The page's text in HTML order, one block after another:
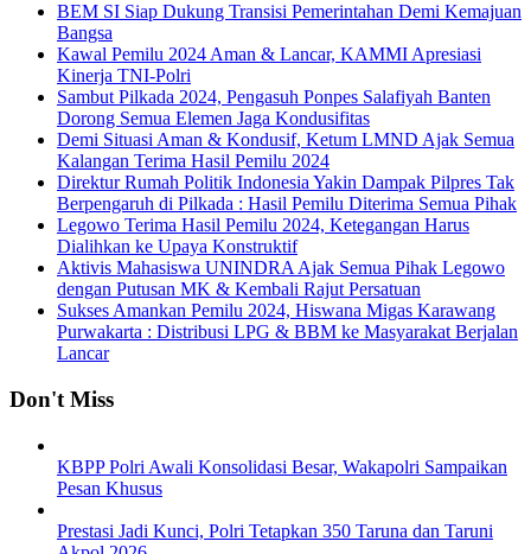
BEM SI Siap Dukung Transisi Pemerintahan Demi Kemajuan
Bangsa
Kawal Pemilu 2024 Aman & Lancar, KAMMI Apresiasi
Kinerja TNI-Polri
Sambut Pilkada 2024, Pengasuh Ponpes Salafiyah Banten
Dorong Semua Elemen Jaga Kondusifitas
Demi Situasi Aman & Kondusif, Ketum LMND Ajak Semua
Kalangan Terima Hasil Pemilu 2024
Direktur Rumah Politik Indonesia Yakin Dampak Pilpres Tak
Berpengaruh di Pilkada : Hasil Pemilu Diterima Semua Pihak
Legowo Terima Hasil Pemilu 2024, Ketegangan Harus
Dialihkan ke Upaya Konstruktif
Aktivis Mahasiswa UNINDRA Ajak Semua Pihak Legowo
dengan Putusan MK & Kembali Rajut Persatuan
Sukses Amankan Pemilu 2024, Hiswana Migas Karawang
Purwakarta : Distribusi LPG & BBM ke Masyarakat Berjalan
Lancar
Don't Miss
KBPP Polri Awali Konsolidasi Besar, Wakapolri Sampaikan
Pesan Khusus
Prestasi Jadi Kunci, Polri Tetapkan 350 Taruna dan Taruni